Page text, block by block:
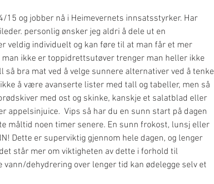
15 og jobber nå i Heimevernets innsatsstyrker. Har
personlig ønsker jeg aldri å dele ut en
veldig individuelt og kan føre til at man får et mer
ikke er toppidrettsutøver trenger man heller ikke
så bra mat ved å velge sunnere alternativer ved å tenke
å være avanserte lister med tall og tabeller, men så
med ost og skinke, kanskje et salatblad eller
appelsinjuice.  Vips så har du en sunn start på dagen
måltid noen timer senere. En sunn frokost, lunsj eller
Dette er superviktig gjennom hele dagen, og lenger
står mer om viktigheten av dette i forhold til
vann/dehydrering over lenger tid kan ødelegge selv et